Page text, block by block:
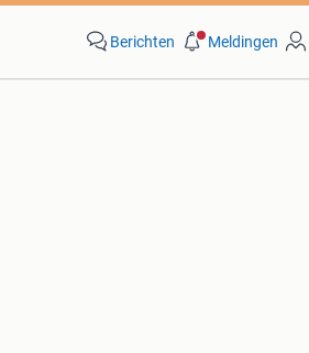
Berichten Meldingen